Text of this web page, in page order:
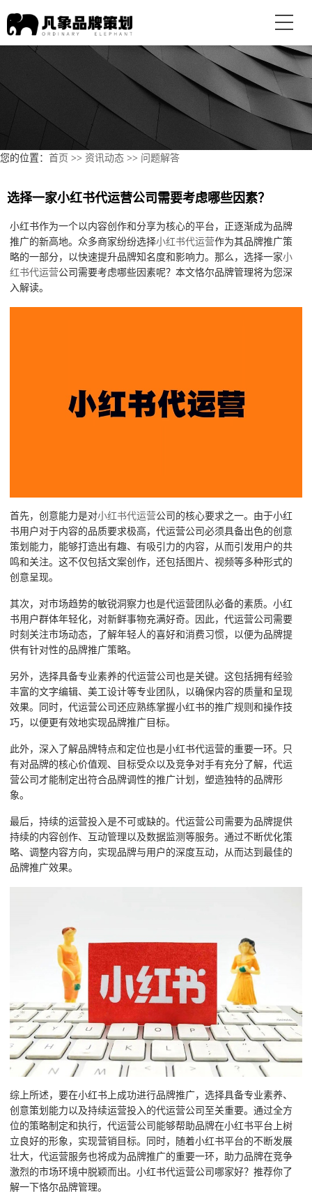
您的位置： 首页 >> 资讯动态 >> 问题解答
选择一家小红书代运营公司需要考虑哪些因素？
小红书作为一个以内容创作和分享为核心的平台，正逐渐成为品牌
推广的新高地。众多商家纷纷选择小红书代运营作为其品牌推广策
略的一部分，以快速提升品牌知名度和影响力。那么，选择一家小
红书代运营公司需要考虑哪些因素呢？本文恪尔品牌管理将为您深
入解读。
首先，创意能力是对小红书代运营公司的核心要求之一。由于小红
书用户对于内容的品质要求极高，代运营公司必须具备出色的创意
策划能力，能够打造出有趣、有吸引力的内容，从而引发用户的共
鸣和关注。这不仅包括文案创作，还包括图片、视频等多种形式的
创意呈现。
其次，对市场趋势的敏锐洞察力也是代运营团队必备的素质。小红
书用户群体年轻化，对新鲜事物充满好奇。因此，代运营公司需要
时刻关注市场动态，了解年轻人的喜好和消费习惯，以便为品牌提
供有针对性的品牌推广策略。
另外，选择具备专业素养的代运营公司也是关键。这包括拥有经验
丰富的文字编辑、美工设计等专业团队，以确保内容的质量和呈现
效果。同时，代运营公司还应熟练掌握小红书的推广规则和操作技
巧，以便更有效地实现品牌推广目标。
此外，深入了解品牌特点和定位也是小红书代运营的重要一环。只
有对品牌的核心价值观、目标受众以及竞争对手有充分了解，代运
营公司才能制定出符合品牌调性的推广计划，塑造独特的品牌形
象。
最后，持续的运营投入是不可或缺的。代运营公司需要为品牌提供
持续的内容创作、互动管理以及数据监测等服务。通过不断优化策
略、调整内容方向，实现品牌与用户的深度互动，从而达到最佳的
品牌推广效果。
综上所述，要在小红书上成功进行品牌推广，选择具备专业素养、
创意策划能力以及持续运营投入的代运营公司至关重要。通过全方
位的策略制定和执行，代运营公司能够帮助品牌在小红书平台上树
立良好的形象，实现营销目标。同时，随着小红书平台的不断发展
壮大，代运营服务也将成为品牌推广的重要一环，助力品牌在竞争
激烈的市场环境中脱颖而出。小红书代运营公司哪家好？推荐你了
解一下恪尔品牌管理。